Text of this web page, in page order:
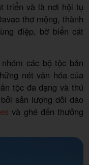
triển và là nơi hội tụ
thơ mộng, thành
điệp, bờ biển cát
các bộ tộc bản
nét văn hóa của
tộc đa dạng và thú
sản lượng dồi dào
và ghé đến thưởng